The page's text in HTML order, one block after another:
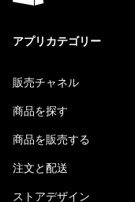
アプリカテゴリー
販売チャネル
商品を探す
商品を販売する
注文と配送
ストアデザイン